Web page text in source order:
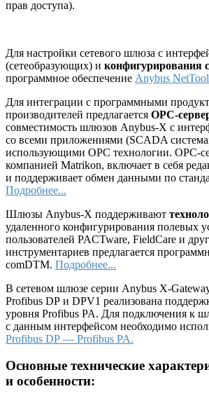
прав доступа).
Для настройки сетевого шлюза с
(сетеобразующих) и конфигурирования
программное обеспечение Anybus NetTool
Для интеграции с программными
производителей предлагается ОРС-
совместимость шлюзов Anybus-X с
со всеми приложениями (SCADA
использующими ОРС технологии. ОРС-
компанией Matrikon, включает в себя
и поддерживает обмен данными по
Подробнее...
Шлюзы Anybus-X поддерживают
удаленного конфигурирования полевых
пользователей PACTware, FieldCare и
инструментариев предлагается
comDTM. Подробнее...
В сетевом шлюзе серии Anybus X-
Profibus DP и DPV1 реализована
уровня Profibus PA. Для подключения к
с данным интерфейсом необходимо
Profibus DP — Profibus PA.
Основные технические
и особенности: